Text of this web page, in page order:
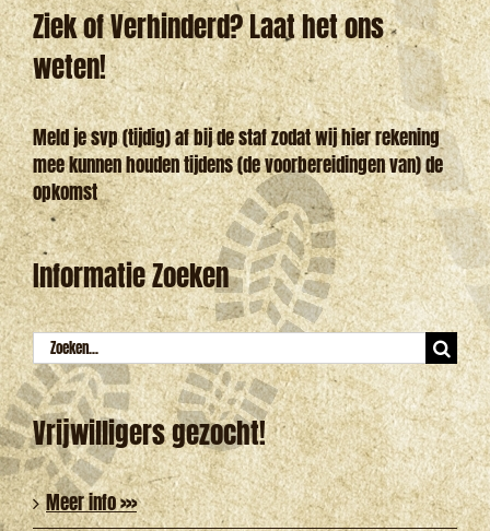
Ziek of Verhinderd? Laat het ons
weten!
Meld je svp (tijdig) af bij de staf zodat wij hier rekening
mee kunnen houden tijdens (de voorbereidingen van) de
opkomst
Informatie Zoeken
Zoeken
naar:
Vrijwilligers gezocht!
Meer info >>>